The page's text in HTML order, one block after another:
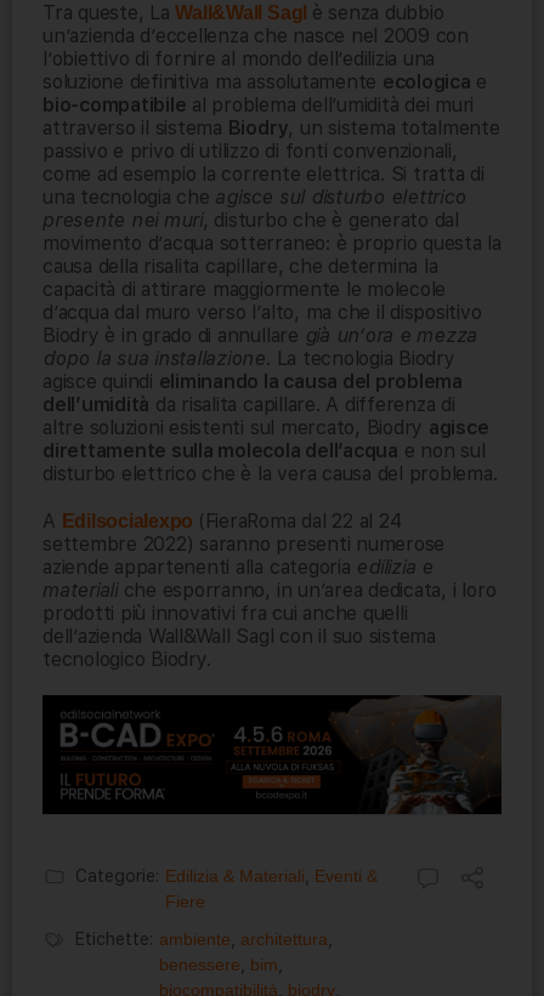
Tra queste, LaWall&Wall Sagl è senza dubbio
un’azienda d’eccellenza che nasce nel 2009 con
l’obiettivo di fornire al mondo dell’edilizia una
soluzione definitiva ma assolutamente ecologica e
bio-compatibile al problema dell’umidità dei muri
attraverso il sistema Biodry, un sistema totalmente
passivo e privo di utilizzo di fonti convenzionali,
come ad esempio la corrente elettrica. Si tratta di
una tecnologia che agisce sul disturbo elettrico
presente nei muri, disturbo che è generato dal
movimento d’acqua sotterraneo: è proprio questa la
causa della risalita capillare, che determina la
capacità di attirare maggiormente le molecole
d’acqua dal muro verso l’alto, ma che il dispositivo
Biodry è in grado di annullare già un’ora e mezza
dopo la sua installazione. La tecnologia Biodry
agisce quindi eliminando la causa del problema
dell’umidità da risalita capillare. A differenza di
altre soluzioni esistenti sul mercato, Biodry agisce
direttamente sulla molecola dell’acqua e non sul
disturbo elettrico che è la vera causa del problema.
A Edilsocialexpo (FieraRoma dal 22 al 24
settembre 2022) saranno presenti numerose
aziende appartenenti alla categoria edilizia e
materiali che esporranno, in un’area dedicata, i loro
prodotti più innovativi fra cui anche quelli
dell’azienda Wall&Wall Sagl con il suo sistema
tecnologico Biodry.
Categorie: Edilizia & Materiali
Eventi &
Fiere
Etichette: ambiente architettura
benessere
bim
biocompatibilità
biodry